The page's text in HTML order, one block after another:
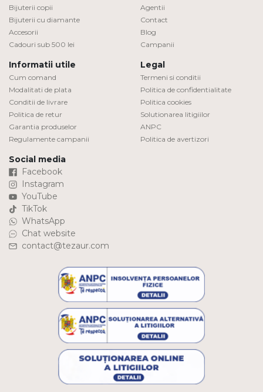
Bijuterii copii
Bijuterii cu diamante
Accesorii
Cadouri sub 500 lei
Agentii
Contact
Blog
Campanii
Informatii utile
Cum comand
Modalitati de plata
Conditii de livrare
Politica de retur
Garantia produselor
Regulamente campanii
Legal
Termeni si conditii
Politica de confidentialitate
Politica cookies
Solutionarea litigiilor
ANPC
Politica de avertizori
Social media
Facebook
Instagram
YouTube
TikTok
WhatsApp
Chat website
contact@tezaur.com